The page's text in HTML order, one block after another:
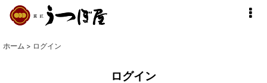
ホーム > ログイン
ログイン